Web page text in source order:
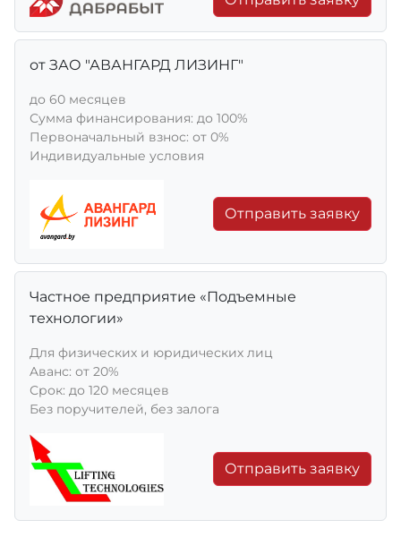
от ЗАО "АВАНГАРД ЛИЗИНГ"
до 60 месяцев
Сумма финансирования: до 100%
Первоначальный взнос: от 0%
Индивидуальные условия
Отправить заявку
Частное предприятие «Подъемные
технологии»
Для физических и юридических лиц
Aванс: от 20%
Срок: до 120 месяцев
Без поручителей, без залога
Отправить заявку